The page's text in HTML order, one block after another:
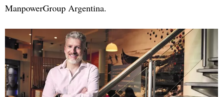
ManpowerGroup Argentina.